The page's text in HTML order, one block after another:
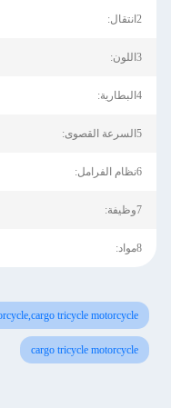
2انتقال:
3اللون:
4البطارية:
5السرعة القصوى:
6نظام الفرامل:
7وظيفة:
8مواد:
tricycle motorcycle
cargo tricycle motorcycle